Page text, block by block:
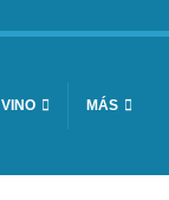
VINO MÁS